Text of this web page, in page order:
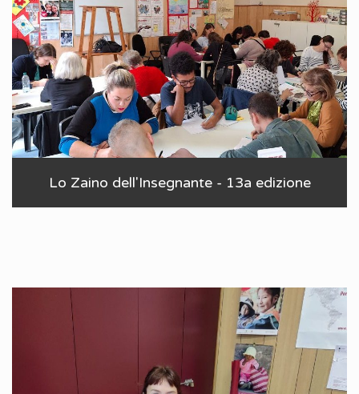
Lo Zaino dell'Insegnante - 13a edizione